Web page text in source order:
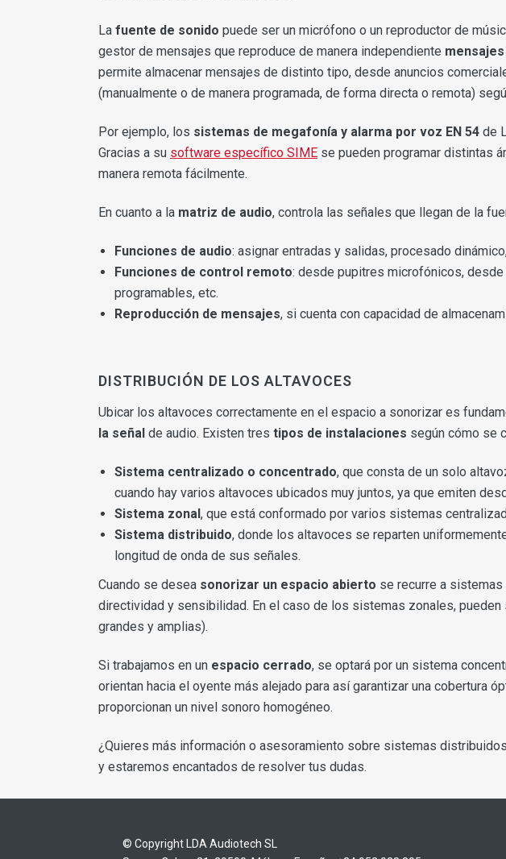
La fuente de sonido puede ser un micrófono o un reproductor de
gestor de mensajes que reproduce de manera independiente
permite almacenar mensajes de distinto tipo, desde anuncios
(manualmente o de manera programada, de forma directa o remota)
Por ejemplo, los sistemas de megafonía y alarma por voz EN 54 de
Gracias a su software específico SIME se pueden programar distintas
manera remota fácilmente.
En cuanto a la matriz de audio, controla las señales que llegan de la
Funciones de audio: asignar entradas y salidas, procesado
Funciones de control remoto: desde pupitres microfónicos,
programables, etc.
Reproducción de mensajes, si cuenta con capacidad de
DISTRIBUCIÓN DE LOS ALTAVOCES
Ubicar los altavoces correctamente en el espacio a sonorizar es
la señal de audio. Existen tres tipos de instalaciones según cómo se
Sistema centralizado o concentrado, que consta de un solo
cuando hay varios altavoces ubicados muy juntos, ya que emiten
Sistema zonal, que está conformado por varios sistemas
Sistema distribuido, donde los altavoces se reparten
longitud de onda de sus señales.
Cuando se desea sonorizar un espacio abierto se recurre a
directividad y sensibilidad. En el caso de los sistemas zonales,
grandes y amplias).
Si trabajamos en un espacio cerrado, se optará por un sistema
orientan hacia el oyente más alejado para así garantizar una
proporcionan un nivel sonoro homogéneo.
¿Quieres más información o asesoramiento sobre sistemas
y estaremos encantados de resolver tus dudas.
© Copyright LDA Audiotech SL